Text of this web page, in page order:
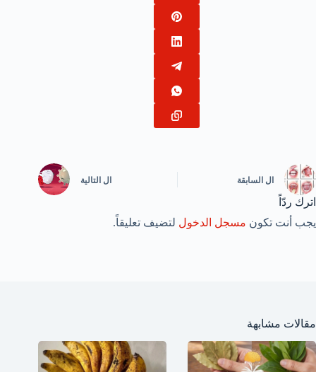
ال السابقة ال التالية
اترك ردّاً
يجب أنت تكون مسجل الدخول لتضيف تعليقاً.
مقالات مشابهة